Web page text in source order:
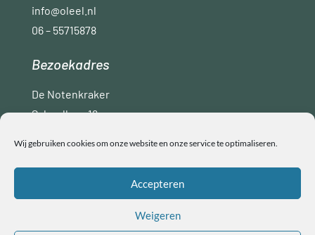
Wij gebruiken cookies om onze website en onze service te optimaliseren.
Accepteren
Weigeren
info@oleel.nl
06 – 55715878
Bezoekadres
De Notenkraker
Schoollaan 16